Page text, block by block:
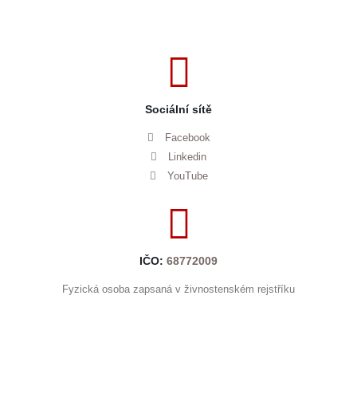
Sociální sítě
Facebook
Linkedin
YouTube
IČO: 68772009
Fyzická osoba zapsaná v živnostenském rejstříku